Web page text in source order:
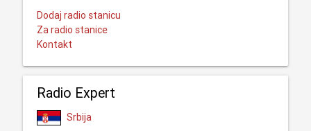
Dodaj radio stanicu
Za radio stanice
Kontakt
Radio Expert
Srbija